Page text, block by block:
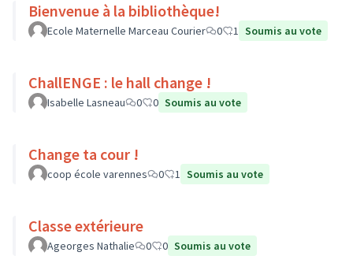
Bienvenue à la bibliothèque!
Ecole Maternelle Marceau Courier 0 1 Soumis au vote
ChallENGE : le hall change !
Isabelle Lasneau 0 0 Soumis au vote
Change ta cour !
coop école varennes 0 1 Soumis au vote
Classe extérieure
Ageorges Nathalie 0 0 Soumis au vote